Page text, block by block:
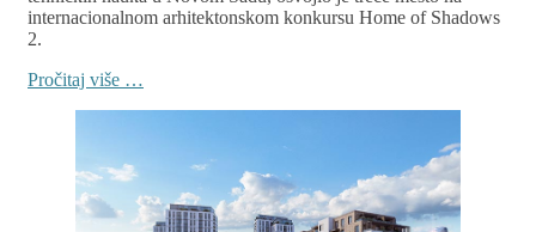
internacionalnom arhitektonskom konkursu Home of Shadows
2.
Pročitaj više …